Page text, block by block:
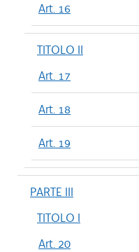
Art. 16
TITOLO II
Art. 17
Art. 18
Art. 19
PARTE III
TITOLO I
Art. 20